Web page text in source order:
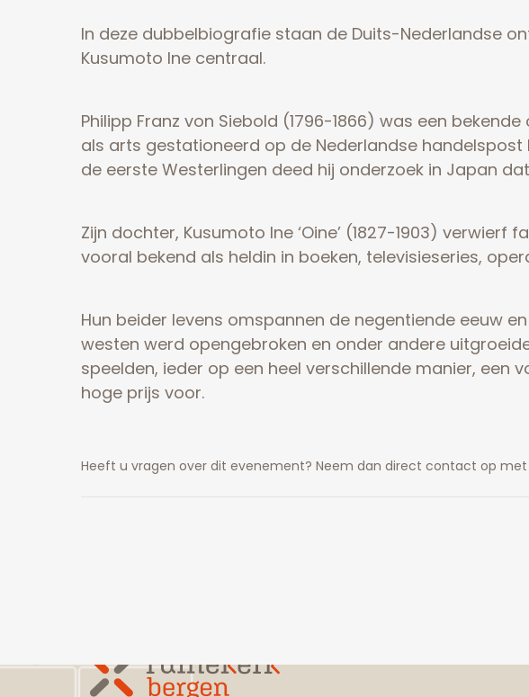
In deze dubbelbiografie staan de Duits-Nederlandse
Kusumoto Ine centraal.
Philipp Franz von Siebold (1796-1866) was een
als arts gestationeerd op de Nederlandse handelspost
de eerste Westerlingen deed hij onderzoek in Japan
Zijn dochter, Kusumoto Ine ‘Oine’ (1827-1903)
vooral bekend als heldin in boeken, televisieseries,
Hun beider levens omspannen de negentiende eeuw
westen werd opengebroken en onder andere
speelden, ieder op een heel verschillende manier, een
hoge prijs voor.
Heeft u vragen over dit evenement? Neem dan direct contact op met